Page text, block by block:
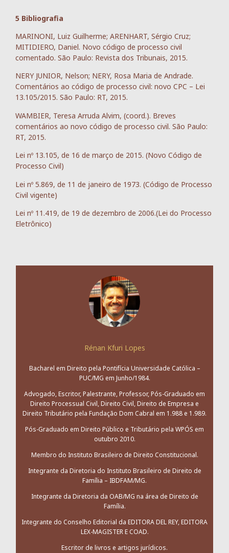
5 Bibliografia
MARINONI, Luiz Guilherme; ARENHART, Sérgio Cruz;
MITIDIERO, Daniel. Novo código de processo civil
comentado. São Paulo: Revista dos Tribunais, 2015.
NERY JUNIOR, Nelson; NERY, Rosa Maria de Andrade.
Comentários ao código de processo civil: novo CPC – Lei
13.105/2015. São Paulo: RT, 2015.
WAMBIER, Teresa Arruda Alvim, (coord.). Breves
comentários ao novo código de processo civil. São Paulo:
RT, 2015.
Lei nº 13.105, de 16 de março de 2015. (Novo Código de
Processo Civil)
Lei nº 5.869, de 11 de janeiro de 1973. (Código de Processo
Civil vigente)
Lei nº 11.419, de 19 de dezembro de 2006.(Lei do Processo
Eletrônico)
Rénan Kfuri Lopes
Bacharel em Direito pela Pontifícia Universidade Católica –
PUC/MG em Junho/1984.
Advogado, Escritor, Palestrante, Professor, Pós-Graduado em
Direito Processual Civil, Direito Civil, Direito de Empresa e
Direito Tributário pela Fundação Dom Cabral em 1.988 e 1.989.
Pós-Graduado em Direito Público e Tributário pela WPÓS em
outubro 2010.
Membro do Instituto Brasileiro de Direito Constitucional.
Integrante da Diretoria do Instituto Brasileiro de Direito de
Família – IBDFAM/MG.
Integrante da Diretoria da OAB/MG na área de Direito de
Família.
Integrante do Conselho Editorial da EDITORA DEL REY, EDITORA
LEX-MAGISTER E COAD.
Escritor de livros e artigos jurídicos.